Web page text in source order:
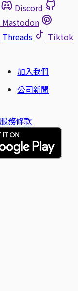
Discord
Mastodon
Threads
Tiktok
加入我們
公司新聞
服務條款